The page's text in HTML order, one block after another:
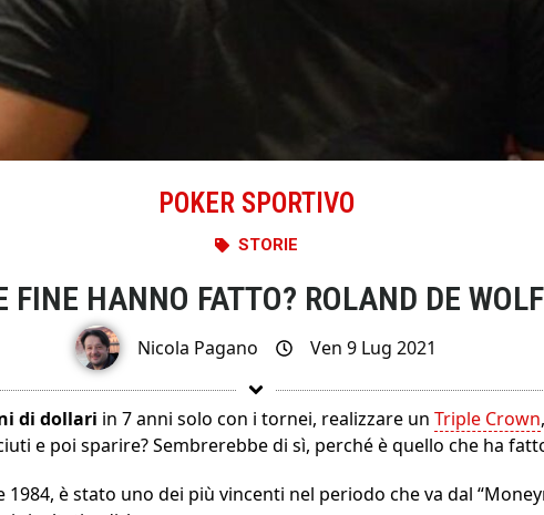
POKER SPORTIVO
STORIE
FINE HANNO FATTO? ROLAND DE
Nicola Pagano Ven 9 Lug 2021
di dollari in 7 anni solo con i tornei, realizzare un Triple Crown
e poi sparire? Sembrerebbe di sì, perché è quello che ha
è stato uno dei più vincenti nel periodo che va dal